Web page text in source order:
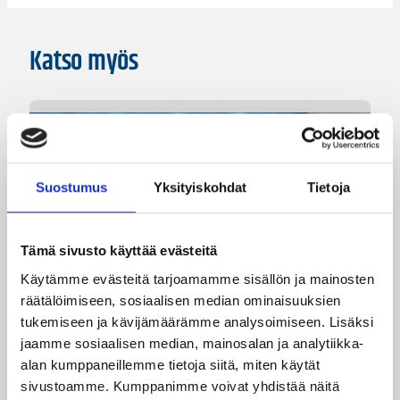
Suostumus Yksityiskohdat Tietoja
Tämä sivusto käyttää evästeitä
Käytämme evästeitä tarjoamamme sisällön ja mainosten
räätälöimiseen, sosiaalisen median ominaisuuksien
tukemiseen ja kävijämäärämme analysoimiseen. Lisäksi
jaamme sosiaalisen median, mainosalan ja analytiikka-
alan kumppaneillemme tietoja siitä, miten käytät
sivustoamme. Kumppanimme voivat yhdistää näitä
Katso myös
3×3 08.08.2026 22:58
Suomea edustavat 3×3-